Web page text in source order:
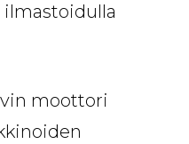
ilmastoidulla
moottori